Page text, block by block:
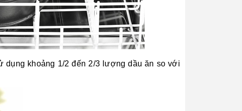
khoảng 1/2 đến 2/3 lượng dầu ăn so với